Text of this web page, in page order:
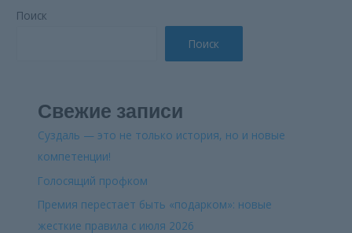
Поиск
Поиск
Свежие записи
Суздаль — это не только история, но и новые
компетенции!
Голосящий профком
Премия перестает быть «подарком»: новые
жесткие правила с июля 2026